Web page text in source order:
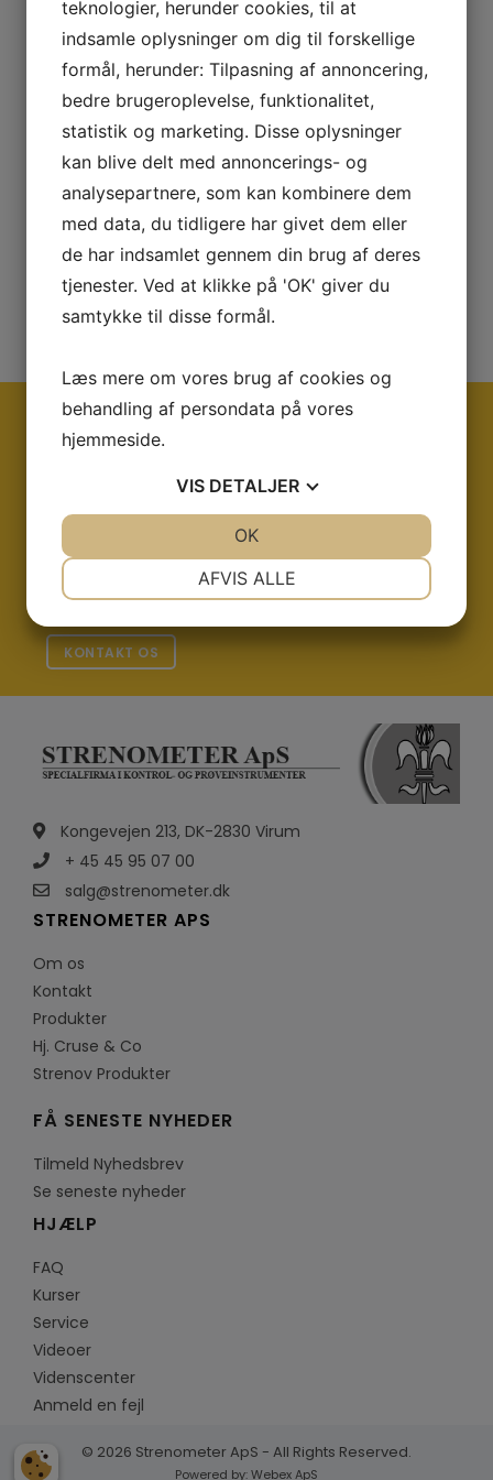
måde at få et åbent stykke.
Se vores instrumenter til måling efter gittersnitmetoden her:
Vedhæftning, gittersnit
Dollymetoden:
Foregår ved at en dolly limes fast på
overfladen hvorefter der trækkes til
dollyen springer af, eller indtil en
foreskreven trækstyrke er opnået.
Se vores instrumenter til måling efter gittersnitmetoden her:
Vedhæftning, dolly
Ring og få en snak med os i dag på tlf:
+45 45 95 07 00eller på mail:
salg@strenometer.dk
Vi sidder altid klar med rådgivning og et godt
KONTAKT OS
Kongevejen 213, DK-2830 Virum
+ 45 45 95 07 00
salg@strenometer.dk
STRENOMETER APS
Om os
Kontakt
Produkter
Hj. Cruse & Co
Strenov Produkter
FÅ SENESTE NYHEDER
Tilmeld Nyhedsbrev
Se seneste nyheder
HJÆLP
FAQ
Kurser
Service
Videoer
Videnscenter
Anmeld en fejl
© 2026 Strenometer ApS - All Rights Reserved.
Powered by:Webex ApS
teknologier, herunder cookies, til at
indsamle oplysninger om dig til forskellige
formål, herunder: Tilpasning af annoncering,
bedre brugeroplevelse, funktionalitet,
statistik og marketing. Disse oplysninger
kan blive delt med annoncerings- og
analysepartnere, som kan kombinere dem
med data, du tidligere har givet dem eller
de har indsamlet gennem din brug af deres
tjenester. Ved at klikke på 'OK' giver du
samtykke til disse formål.
Læs mere om vores brug af cookies og
behandling af persondata på vores
hjemmeside.
VIS DETALJER
MARKETING
AFVIS ALLE
OK